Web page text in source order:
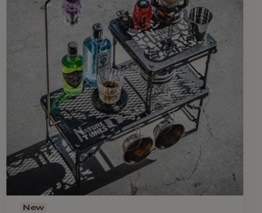
用していくと
愉しみください。
ておりますが、
ないように
物を落下させると
New